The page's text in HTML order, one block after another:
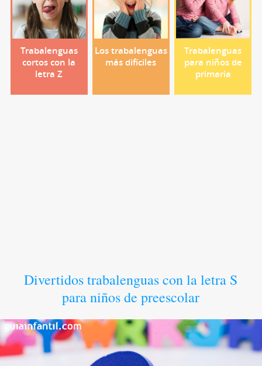
Trabalenguas
cortos con la
letra Z
Los trabalenguas
más difíciles
Trabalenguas
para niños de
primaria
Divertidos trabalenguas con la letra S
para niños de preescolar